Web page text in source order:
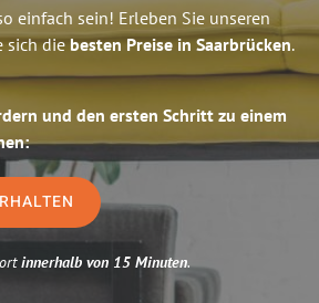
einfach sein! Erleben Sie unseren
sich die besten Preise in Saarbrücken.
und den ersten Schritt zu einem
innerhalb von 15 Minuten.